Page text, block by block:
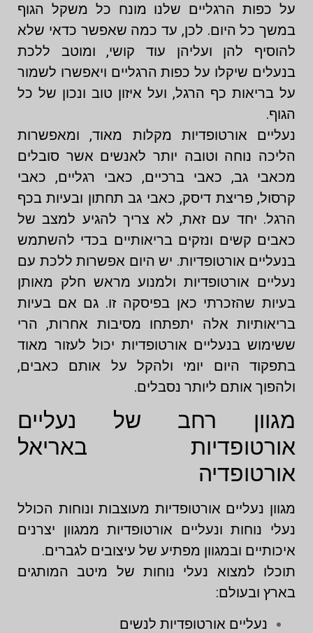
על כפות הרגליים שלנו מונח כל משקל הגוף
במשך כל היום. לכן, עד כמה שאפשר כדאי שלא
להוסיף להן ועליהן עוד קושי, ומוטב ללכת
בנעלים שיקלו על כפות הרגליים ויאפשרו לשמור
על בריאות כף הרגל, ועל איזון טוב ונכון של כל
הגוף.
נעליים אורטופדיות מקלות מאוד, ומאפשרות
הליכה נוחה וטובה יותר לאנשים אשר סובלים
מכאבי גב, כאבי ברכיים, כאבי רגליים, כאבי
קרסול, פריצת דיסק, כאבי גב תחתון ובעיות בכף
הרגל. יחד עם זאת, לא צריך להגיע למצב של
כאבים קשים ונזקים בריאותיים בכדי להשתמש
בנעליים אורטופדיות. יש היום אפשרות ללכת עם
נעליים אורטופדיות ולמנוע מראש חלק מאותן
בעיות שהזכרתי כאן בפיסקה זו. גם אם בעיות
בריאותיות אלה יתפתחו מסיבות אחרות, הרי
ששימוש בנעליים אורטופדיות יכול לעזור מאוד
בתפקוד היום יומי ולהקל על אותם כאבים,
ולהפוך אותם ליותר נסבלים.
מגוון רחב של נעליים
אורטופדיות באריאל
אורטופדיה
מגוון נעליים אורטופדיות מעוצבות ונוחות הכולל
נעלי נוחות ונעליים אורטופדיות ממגוון יצרנים
איכותיים ובמגוון מפתיע של עיצובים לגברים.
תוכלו למצוא נעלי נוחות של מיטב המותגים
בארץ ובעולם:
נעליים אורטופדיות לנשים